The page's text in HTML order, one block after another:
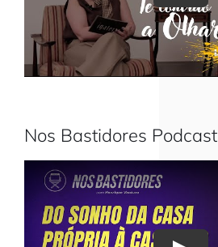
Nos Bastidores Podcast